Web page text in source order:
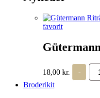
favorit
18,00 kr. -
-
Broderikit